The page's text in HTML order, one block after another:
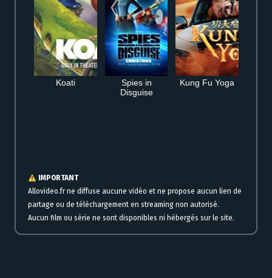
Koati
Spies in
Disguise
Kung Fu Yoga
IMPORTANT
Allovideo.fr ne diffuse aucune vidéo et ne propose aucun lien de
partage ou de téléchargement en streaming non autorisé.
Aucun film ou série ne sont disponibles ni hébergés sur le site.